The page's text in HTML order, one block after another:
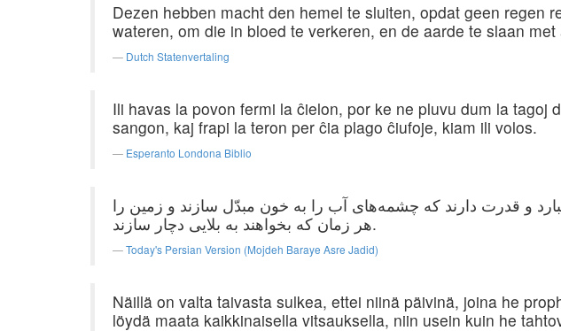
Dezen hebben macht den hemel te sluiten, opdat geen regen
wateren, om die in bloed te verkeren, en de aarde te slaan
Dutch Statenvertaling
Ili havas la povon fermi la ĉielon, por ke ne pluvu dum la
sangon, kaj frapi la teron per ĉia plago ĉiufoje, kiam ili volos.
Esperanto Londona Biblio
و قدرت دارند كه چشمه‌های آب را به خون مبدّل سازند و زمین را
هر زمان كه بخواهند به بلایی دچار سازند.
Today's Persian Version (Mojdeh Baraye Asre Jadid)
Näillä on valta taivasta sulkea, ettei niinä päivinä, joina he
löydä maata kaikkinaisella vitsauksella, niin usein kuin he